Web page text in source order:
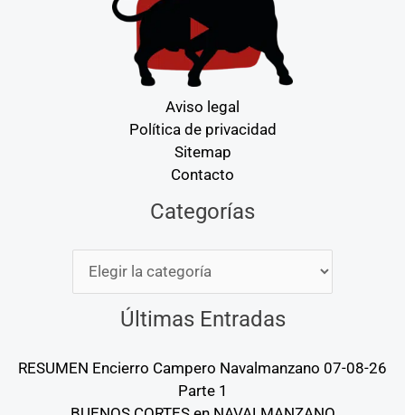
Aviso legal
Política de privacidad
Sitemap
Contacto
Categorías
Últimas Entradas
RESUMEN Encierro Campero Navalmanzano 07-08-26
Parte 1